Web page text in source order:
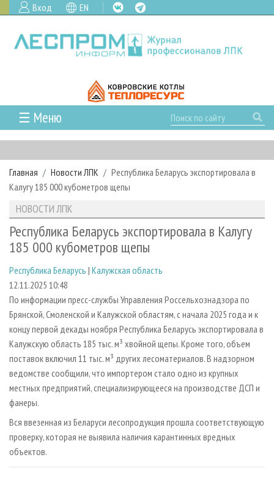
Вход EN
☰ Меню
ГЛАВНАЯ
РУБРИКИ И ТЕМЫ
РУБРИКИ ЖУРНАЛА
ЛЕСОЗАГОТОВКА
ЛЕСОПИЛЕНИЕ
СУШКА ДРЕВЕСИНЫ
ПРОИЗВОДСТВО ДРЕВЕСНЫХ ПЛИТ
ДЕРЕВЯННОЕ ДОМОСТРОЕНИЕ
ПРОИЗВОДСТВО МЕБЕЛИ
БИОЭНЕРГЕТИКА
ЦБП
ИНСТРУМЕНТ И МАТЕРИАЛЫ
НОВОСТИ
НОВОСТИ ЛПК
НОВОСТИ ЖУРНАЛА
ПРОЕКТЫ ЛПИ
АНАЛИТИКА
ПРЕДПРИЯТИЯ ЛПК
ПЕРСОНЫ
МОБИЛЬНЫЕ ВЫСТАВКИ
ОФИЦИАЛЬНЫЕ ДЕЛЕГАЦИИ
ПРИОРИТЕТНЫЕ ИНВЕСТПРОЕКТЫ
RUSSIAN FORESTRY REVIEW
ГАЗЕТА ЛЕСПРОМФОРУМ
БИБЛИОТЕКА СПЕЦИАЛИСТА
АРХИВ
АРХИВ ЖУРНАЛОВ
СТАТЬИ
О ЖУРНАЛЕ
ПОДПИСКА
КОНТАКТЫ
РЕКЛАМОДАТЕЛЯМ
РЕКЛАМА
РЕКЛАМА НА САЙТЕ
Главная Новости ЛПК
Республика Беларусь экспортировала в
Калугу 185 000 кубометров щепы
НОВОСТИ ЛПК
Республика Беларусь экспортировала в Калугу
185 000 кубометров щепы
Республика Беларусь | Калужская область
12.11.2025 10:48
По информации пресс-службы Управления Россельхознадзора по
Брянской, Смоленской и Калужской областям, с начала 2025 года и к
концу первой декады ноября Республика Беларусь экспортировала в
Калужскую область 185 тыс. м³ хвойной щепы. Кроме того, объем
поставок включил 11 тыс. м³ других лесоматериалов. В надзорном
ведомстве сообщили, что импортером стало одно из крупных
местных предприятий, специализирующееся на производстве ДСП и
фанеры.
Вся ввезенная из Беларуси лесопродукция прошла соответствующую
проверку, которая не выявила наличия карантинных вредных
объектов.